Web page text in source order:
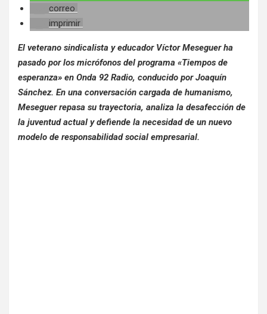
correo
imprimir
El veterano sindicalista y educador Víctor Meseguer ha
pasado por los micrófonos del programa «Tiempos de
esperanza» en Onda 92 Radio, conducido por Joaquín
Sánchez. En una conversación cargada de humanismo,
Meseguer repasa su trayectoria, analiza la desafección de
la juventud actual y defiende la necesidad de un nuevo
modelo de responsabilidad social empresarial.